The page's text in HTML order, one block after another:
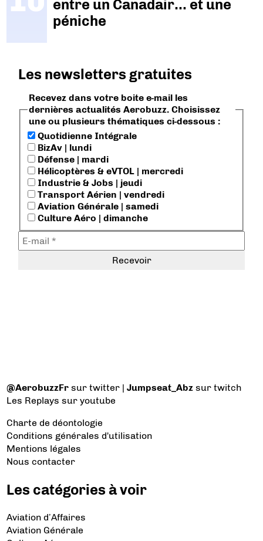
entre un Canadair… et une
péniche
Les newsletters gratuites
Recevez dans votre boite e-mail les
dernières actualités Aerobuzz. Choisissez
une ou plusieurs thématiques ci-dessous :
Quotidienne Intégrale
BizAv | lundi
Défense | mardi
Hélicoptères & eVTOL | mercredi
Industrie & Jobs | jeudi
Transport Aérien | vendredi
Aviation Générale | samedi
Culture Aéro | dimanche
@AerobuzzFr sur twitter |Jumpseat_Abz sur twitch
Les Replays sur youtube
Charte de déontologie
Conditions générales d'utilisation
Mentions légales
Nous contacter
Les catégories à voir
Aviation d’Affaires
Aviation Générale